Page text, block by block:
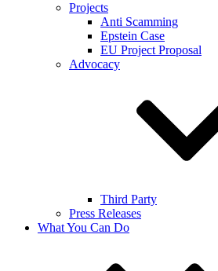
Projects
Anti Scamming
Epstein Case
EU Project Proposal
Advocacy
Third Party
Press Releases
What You Can Do